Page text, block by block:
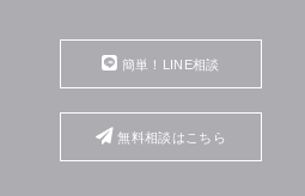
簡単！LINE相談
無料相談はこちら